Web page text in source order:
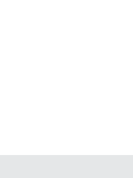
Benny-Steuerung